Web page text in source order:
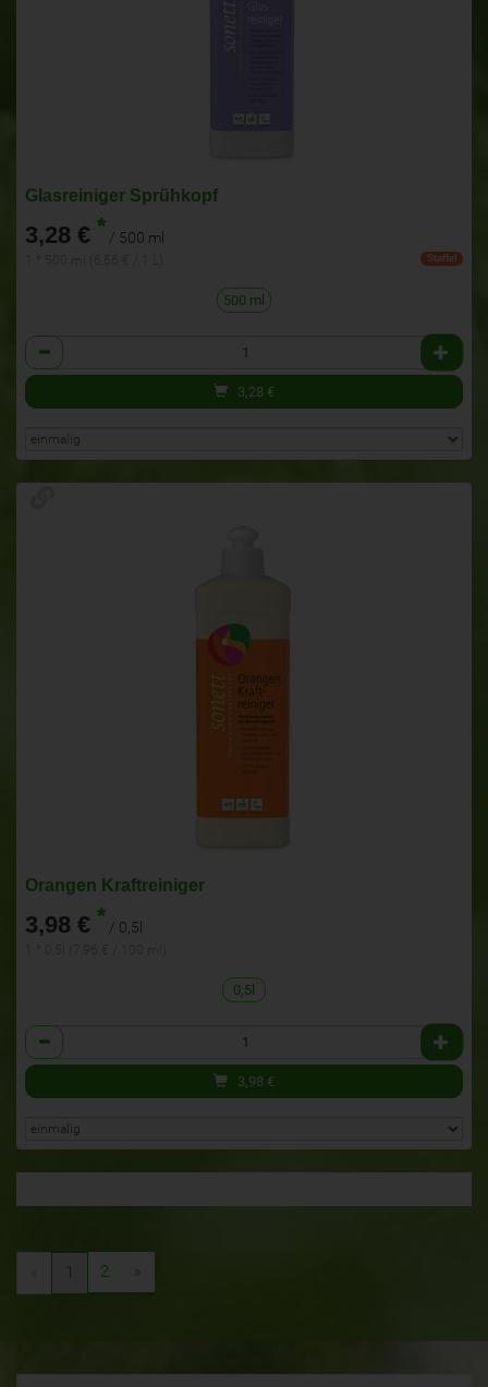
Glasreiniger Sprühkopf
3,28 € * / 500 ml
Staffel
500 ml
Anzahl
3,28 €
Orangen Kraftreiniger
3,98 € * / 0,5l
0,5l
Anzahl
3,98 €
1 2 »